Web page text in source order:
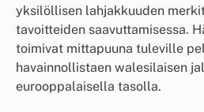
yksilöllisen lahjakkuuden
tavoitteiden saavuttamisessa.
toimivat mittapuuna tuleville
havainnollistaen walesilaisen
eurooppalaisella tasolla.